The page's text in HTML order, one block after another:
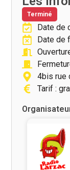
Terminé
Date de
Date de
4bis rue
Tarif :